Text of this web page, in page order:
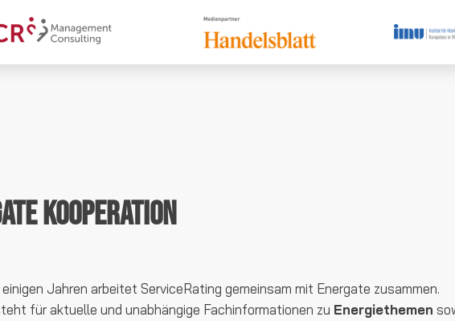
Kooperation
Jahren arbeitet ServiceRating gemeinsam mit Energate zusammen.
für aktuelle und unabhängige Fachinformationen zu Energiethemen